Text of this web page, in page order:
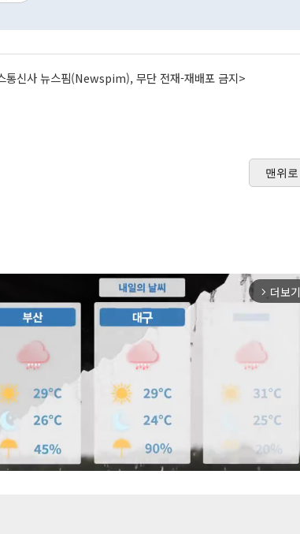
통신사 뉴스핌(Newspim), 무단 전재-재배포 금지>
맨위로
arrow_forward_ios 더보기